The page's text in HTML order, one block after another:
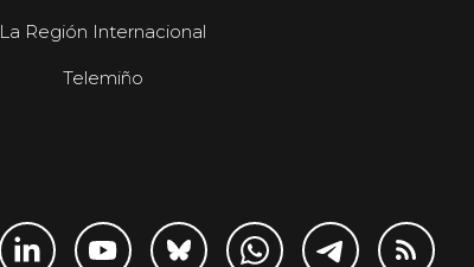
La Región Internacional
Telemiño